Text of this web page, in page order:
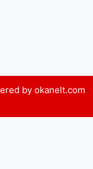
by okanelt.com